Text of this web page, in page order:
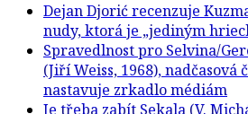
Dejan Djorić recenzuje
nudy, ktorá je „jediným
Spravedlnost pro Selvina/
(Jiří Weiss, 1968),
nastavuje zrkadlo médiám
Je třeba zabít Sekala (V.